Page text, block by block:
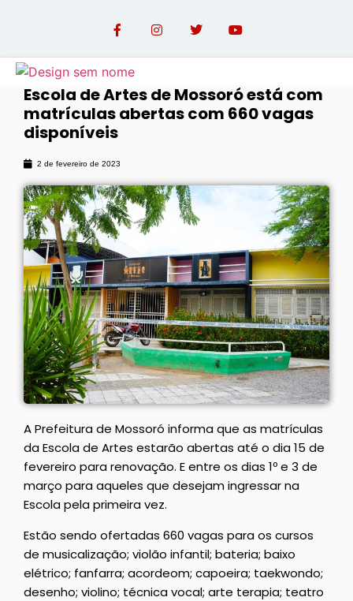
Escola de Artes de Mossoró está com
matrículas abertas com 660 vagas
disponíveis
2 de fevereiro de 2023
A Prefeitura de Mossoró informa que as matrículas
da Escola de Artes estarão abertas até o dia 15 de
fevereiro para renovação. E entre os dias 1º e 3 de
março para aqueles que desejam ingressar na
Escola pela primeira vez.
Estão sendo ofertadas 660 vagas para os cursos
de musicalização; violão infantil; bateria; baixo
elétrico; fanfarra; acordeom; capoeira; taekwondo;
desenho; violino; técnica vocal; arte terapia; teatro